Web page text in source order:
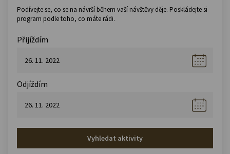
Podívejte se, co se na návrší během vaší návštěvy děje. Poskládejte si
program podle toho, co máte rádi.
Přijíždím
Odjíždím
Vyhledat aktivity